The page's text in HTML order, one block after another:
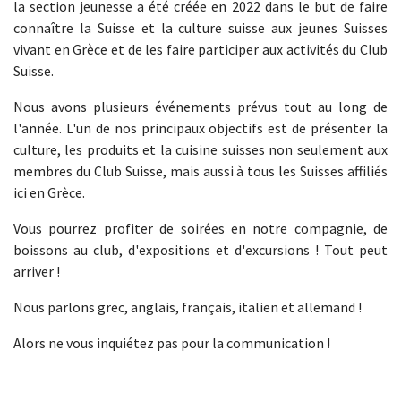
la section jeunesse a été créée en 2022 dans le but de faire
connaître la Suisse et la culture suisse aux jeunes Suisses
vivant en Grèce et de les faire participer aux activités du Club
Suisse.
Nous avons plusieurs événements prévus tout au long de
l'année. L'un de nos principaux objectifs est de présenter la
culture, les produits et la cuisine suisses non seulement aux
membres du Club Suisse, mais aussi à tous les Suisses affiliés
ici en Grèce.
Vous pourrez profiter de soirées en notre compagnie, de
boissons au club, d'expositions et d'excursions ! Tout peut
arriver !
Nous parlons grec, anglais, français, italien et allemand !
Alors ne vous inquiétez pas pour la communication !